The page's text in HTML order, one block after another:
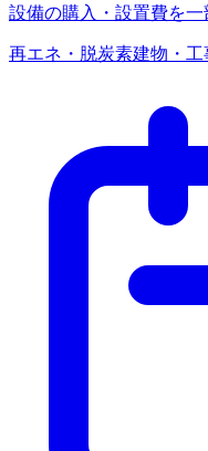
設備の購入・設置費を一
再エネ・脱炭素建物・工